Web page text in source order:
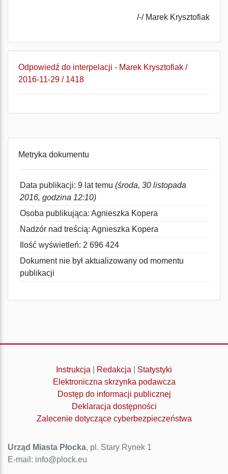
/-/ Marek Krysztofiak
Odpowiedź do interpelacji - Marek Krysztofiak /
2016-11-29 / 1418
Metryka dokumentu
Data publikacji: 9 lat temu (środa, 30 listopada
2016, godzina 12:10)
Osoba publikująca: Agnieszka Kopera
Nadzór nad treścią: Agnieszka Kopera
Ilość wyświetleń: 2 696 424
Dokument nie był aktualizowany od momentu
publikacji
Instrukcja Redakcja
Statystyki
Elektroniczna skrzynka podawcza
Dostęp do informacji publicznej
Deklaracja dostępności
Zalecenie dotyczące cyberbezpieczeństwa
Urząd Miasta Płocka, pl. Stary Rynek 1
E-mail: info@plock.eu